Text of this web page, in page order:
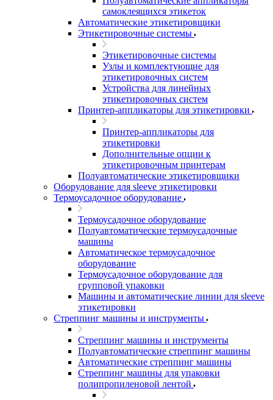
самоклеящихся этикеток
Автоматические этикетировщики
Этикетировочные системы
Этикетировочные системы
Узлы и комплектующие для
этикетировочных систем
Устройства для линейных
этикетировочных систем
Принтер-аппликаторы для этикетировки
Принтер-аппликаторы для
этикетировки
Дополнительные опции к
этикетировочным принтерам
Полуавтоматические этикетировщики
Оборудование для sleeve этикетировки
Термоусадочное оборудование
Термоусадочное оборудование
Полуавтоматические термоусадочные
машины
Автоматическое термоусадочное
оборудование
Термоусадочное оборудование для
групповой упаковки
Машины и автоматические линии для sleeve
этикетировки
Стреппинг машины и инструменты
Стреппинг машины и инструменты
Полуавтоматические стреппинг машины
Автоматические стреппинг машины
Стреппинг машины для упаковки
полипропиленовой лентой